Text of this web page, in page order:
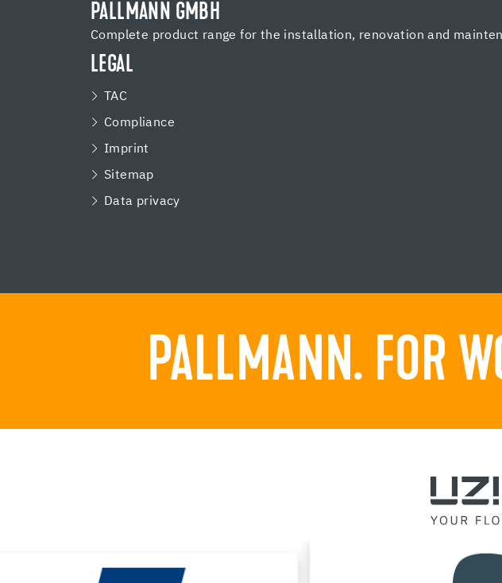
PALLMANN GMBH
Complete product range for the installation, renovation and
LEGAL
TAC
Compliance
Imprint
Sitemap
Data privacy
PALLMANN. FOR